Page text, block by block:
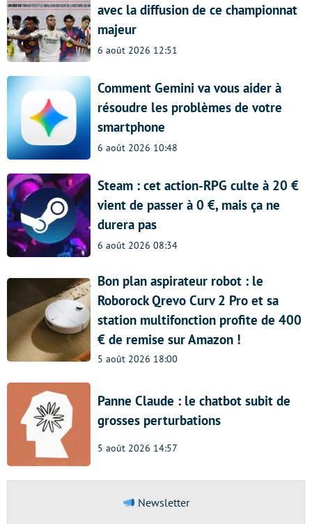
avec la diffusion de ce championnat
majeur
6 août 2026 12:51
Comment Gemini va vous aider à
résoudre les problèmes de votre
smartphone
6 août 2026 10:48
Steam : cet action-RPG culte à 20 €
vient de passer à 0 €, mais ça ne
durera pas
6 août 2026 08:34
Bon plan aspirateur robot : le
Roborock Qrevo Curv 2 Pro et sa
station multifonction profite de 400
€ de remise sur Amazon !
5 août 2026 18:00
Panne Claude : le chatbot subit de
grosses perturbations
5 août 2026 14:57
Newsletter